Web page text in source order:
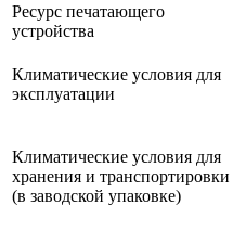
Ресурс печатающего
устройства
Климатические условия для
эксплуатации
Климатические условия для
хранения и транспортировки
(в заводской упаковке)